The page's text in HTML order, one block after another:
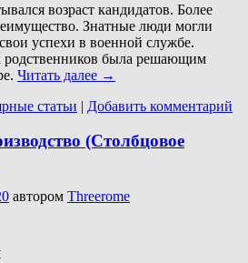
возраст кандидатов. Более
Знатные люди могли
успехи в военной службе.
родственников была решающим
Читать далее →
статьи | Добавить комментарий
(Столбцовое
автором Threerome